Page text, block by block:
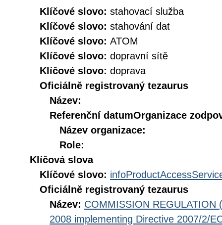
Klíčové slovo: stahovací služba
Klíčové slovo: stahování dat
Klíčové slovo: ATOM
Klíčové slovo: dopravní sítě
Klíčové slovo: doprava
Oficiálně registrovaný tezaurus
Název:
Referenční datumOrganizace
Název organizace:
Role:
Klíčová slova
Klíčové slovo:
Oficiálně registrovaný tezaurus
Název: COMMISSION REGULATION
2008 implementing Directive 2007/2/